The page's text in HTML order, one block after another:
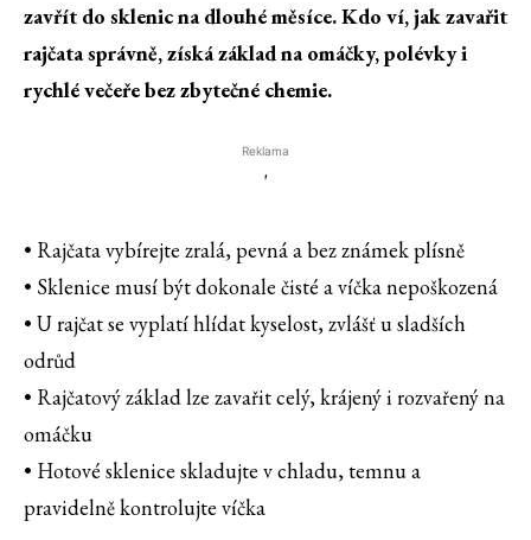
zavřít do sklenic na dlouhé měsíce. Kdo ví, jak zavařit
rajčata správně, získá základ na omáčky, polévky i
rychlé večeře bez zbytečné chemie.
Reklama
'
• Rajčata vybírejte zralá, pevná a bez známek plísně
• Sklenice musí být dokonale čisté a víčka nepoškozená
• U rajčat se vyplatí hlídat kyselost, zvlášť u sladších
odrůd
• Rajčatový základ lze zavařit celý, krájený i rozvařený na
omáčku
• Hotové sklenice skladujte v chladu, temnu a
pravidelně kontrolujte víčka